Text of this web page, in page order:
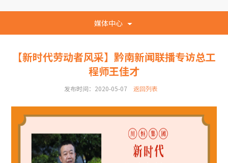
媒体中心
【新时代劳动者风采】黔南新闻联播专访总工
程师王佳才
发布时间：2020-05-07 返回列表